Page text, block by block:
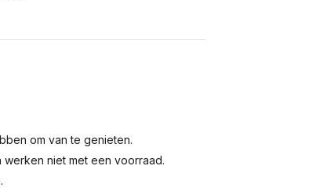
om van te genieten.
werken niet met een voorraad.